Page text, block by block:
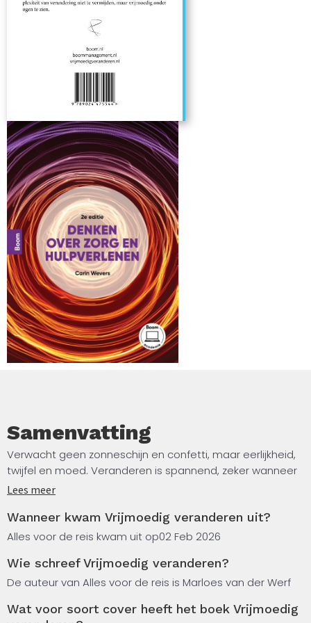
veranderkundige en filosoof. Ze werkt als strategisch adviseur
aan vraagstukken over professioneel handelen, vakmanschap
en de menselijke maat. Marloes is als kerndocent verbonden
aan interuniversitair opleidingsinstituut Sioo en gastdocent
aan de NSOB. Vanuit het lectoraat Change Management van
moment, hoe vrijmoedigheid vorm en ruimte krijgt in
organisaties en waar de grenzen daarvan liggen. Ze is lid van de
kernredactie van het Tijdschrift Management & Organisatie en
publiceert over veranderen en adviseren vanuit een
grondhouding van vrijmoedigheid. ‘Marloes verstaat de kunst
professionele twijfel toe te laten in haar eigen denken en
handelen. Dat is moedig en uitnodigend, want alleen als we
twijfel durven toestaan kunnen we ons ontwikkelen tot een
waarachtige veranderprofessional. In Vrijmoedig veranderen
laat zij zien hoe vrijmoedigheid als grondhouding
veranderprocessen verdiept in plaats van verstoort en nodigt
zij ons uit lastige momenten te zien als bron van vernieuwing
om samen de dans van verandering aan te gaan.’ – Jaap
Boonstra
Samenvatting
Verwacht geen zonneschijn en confetti, maar eerlijkheid,
twijfel en moed. Veranderen is spannend, zeker wanneer
de druk toeneemt, belangen botsen, onzekerheid groeit
voor de hand om sneller te beslissen, strakker te sturen
en kritische stemmen te dempen.
Juist dan vraagt het moed om ongemak te verdragen en
het gesprek over wat werkelijk op het spel staat niet uit
betekent om vrijmoedig te kijken, te spreken en te
Lees meer
Wanneer kwam Vrijmoedig veranderen uit?
Alles voor de reis kwam uit op02 Feb 2026
Wie schreef Vrijmoedig veranderen?
De auteur van Alles voor de reis is Marloes van der Werf
Wat voor soort cover heeft het boek Vrijmoedig